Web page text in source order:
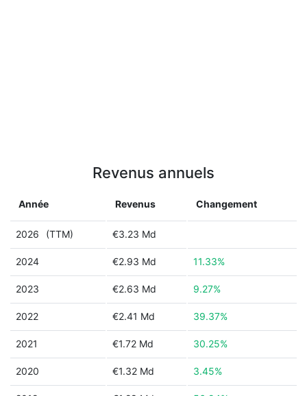
Revenus annuels
Année Revenus Changement
2026 (TTM) €3.23 Md
2024 €2.93 Md 11.33%
2023 €2.63 Md 9.27%
2022 €2.41 Md 39.37%
2021 €1.72 Md 30.25%
2020 €1.32 Md 3.45%